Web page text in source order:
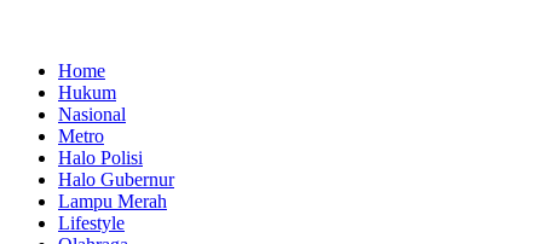
Home
Hukum
Nasional
Metro
Halo Polisi
Halo Gubernur
Lampu Merah
Lifestyle